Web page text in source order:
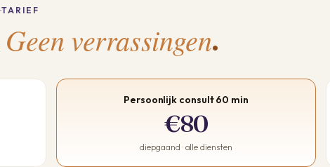
TARIEF
Geen verrassingen.
Persoonlijk consult 60 min
€80
diepgaand · alle diensten